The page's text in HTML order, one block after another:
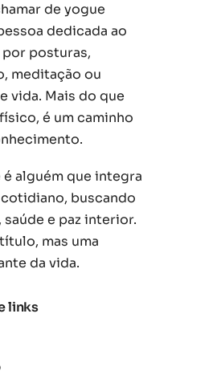
de yogue
dedicada ao
por posturas,
meditação ou
vida. Mais do que
é um caminho
é alguém que integra
buscando
e paz interior.
mas uma
da vida.
links